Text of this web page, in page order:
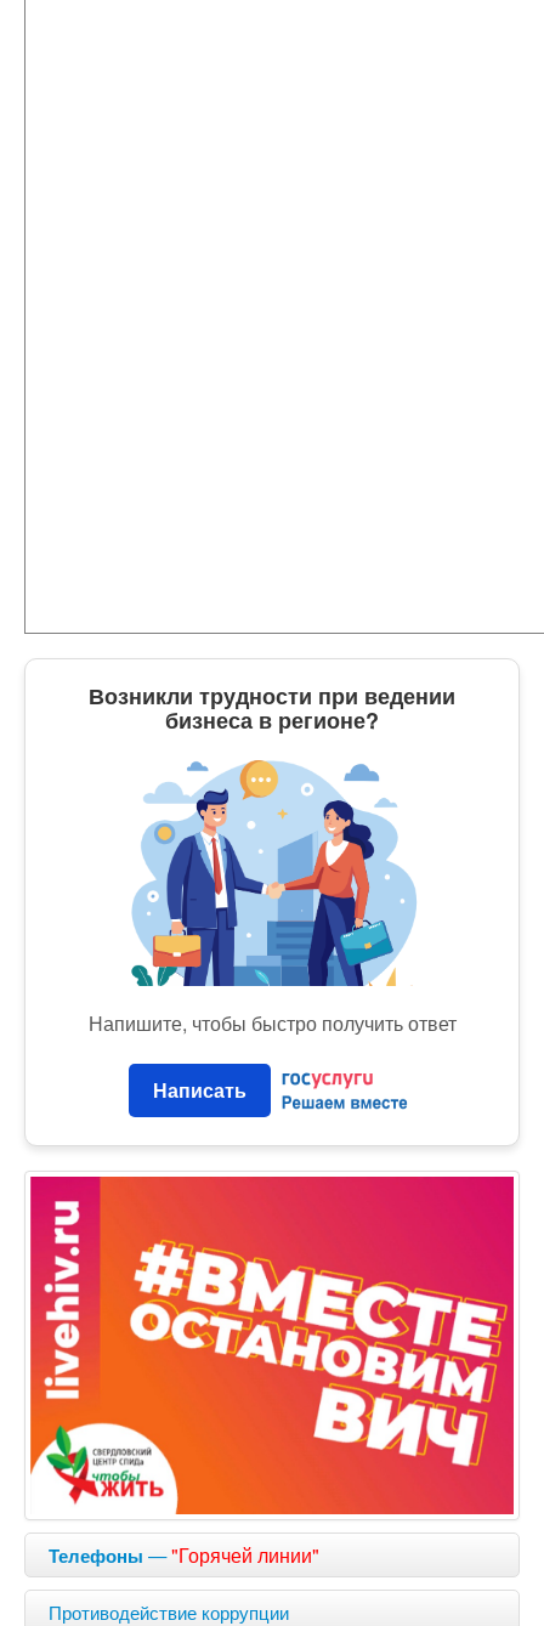
Возникли трудности при ведении
бизнеса в регионе?
Напишите, чтобы быстро получить ответ
Написать
Телефоны —"Горячей линии"
Противодействие коррупции